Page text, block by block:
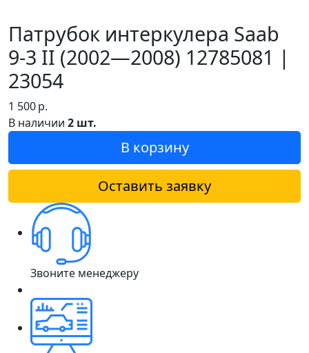
Патрубок интеркулера Saab
9-3 II (2002—2008) 12785081 |
23054
1 500р.
В наличии 2 шт.
В корзину
Оставить заявку
Звоните менеджеру